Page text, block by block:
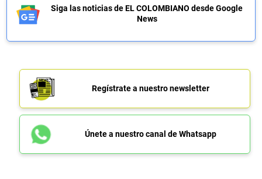
Siga las noticias de EL COLOMBIANO desde Google
News
Regístrate a nuestro newsletter
Únete a nuestro canal de Whatsapp